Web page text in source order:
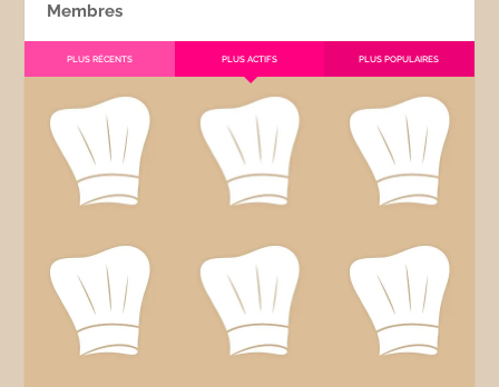
Membres
PLUS RÉCENTS PLUS ACTIFS PLUS POPULAIRES